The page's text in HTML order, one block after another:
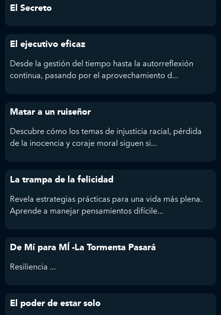
El Secreto
El ejecutivo eficaz
Desde la gestión del tiempo hasta la autorreflexión
continua, pasando por el aprovechamiento d...
Matar a un ruiseñor
Descubre cómo los temas de injusticia racial, pérdida
de la inocencia y coraje moral siguen si...
La trampa de la felicidad
Revela estrategias prácticas para una vida más plena.
Aprende a manejar pensamientos difícile...
De Mí para MÍ -La Tormenta Pasará
Resiliencia ...
El poder de estar solo